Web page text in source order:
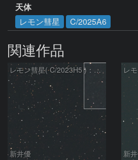
天体
レモン彗星
C/2025A6
関連作品
レモン彗星( C/2023H5 )：2026/05/20
新井優 新